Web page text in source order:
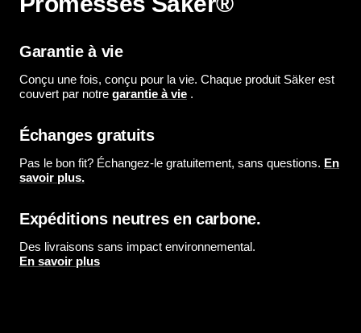
Garantie à vie
Conçu une fois, conçu pour la vie. Chaque produit Säker est
couvert par notre garantie à vie .
Échanges gratuits
Pas le bon fit? Échangez-le gratuitement, sans questions. En
savoir plus.
Expéditions neutres en carbone.
Des livraisons sans impact environnemental.
En savoir plus